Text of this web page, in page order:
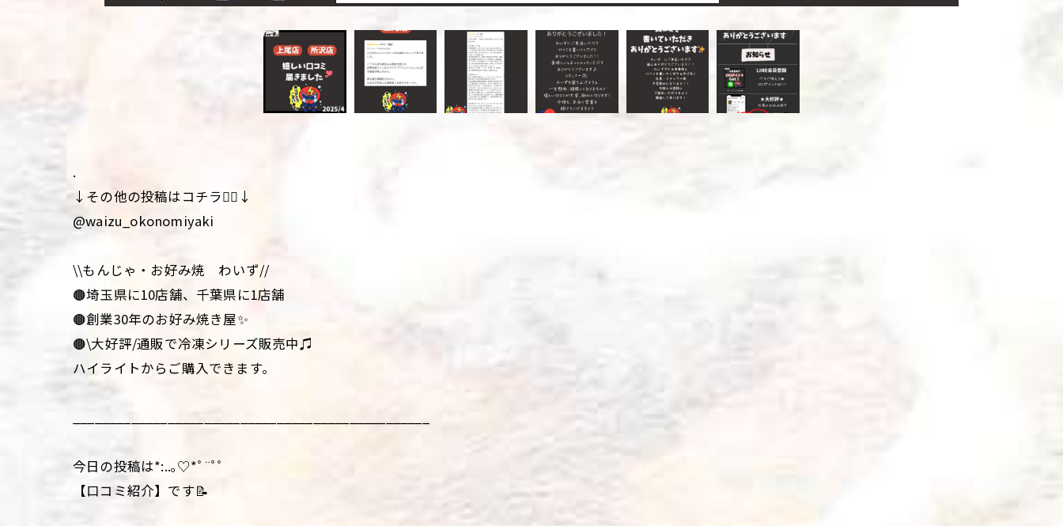
.
↓その他の投稿はコチラ💁‍♀️↓
@waizu_okonomiyaki
\\もんじゃ・お好み焼 わいず//
🟤埼玉県に10店舗、千葉県に1店舗
🟤創業30年のお好み焼き屋✨
🟤\大好評/通販で冷凍シリーズ販売中♫
ハイライトからご購入できます。
今日の投稿は*:..｡♡*ﾟ¨ﾟﾟ
【口コミ紹介】です📝